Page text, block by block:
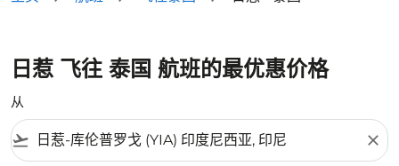
日惹 飞往 泰国 航班的最优惠价格
从
flight_takeoff close